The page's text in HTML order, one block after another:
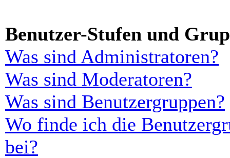
Benutzer-Stufen und
Was sind Administratoren?
Was sind Moderatoren?
Was sind Benutzergruppen?
Wo finde ich die
bei?